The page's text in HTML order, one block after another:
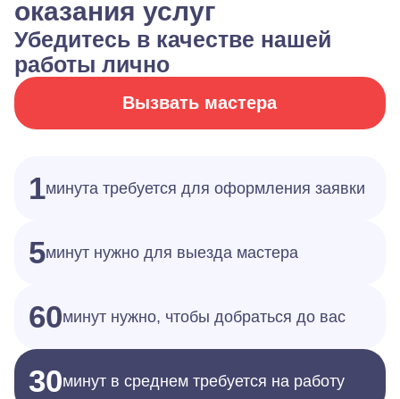
оказания услуг
Убедитесь в качестве нашей
работы лично
Вызвать мастера
1минута требуется для оформления заявки
5минут нужно для выезда мастера
60минут нужно, чтобы добраться до вас
30минут в среднем требуется на работу